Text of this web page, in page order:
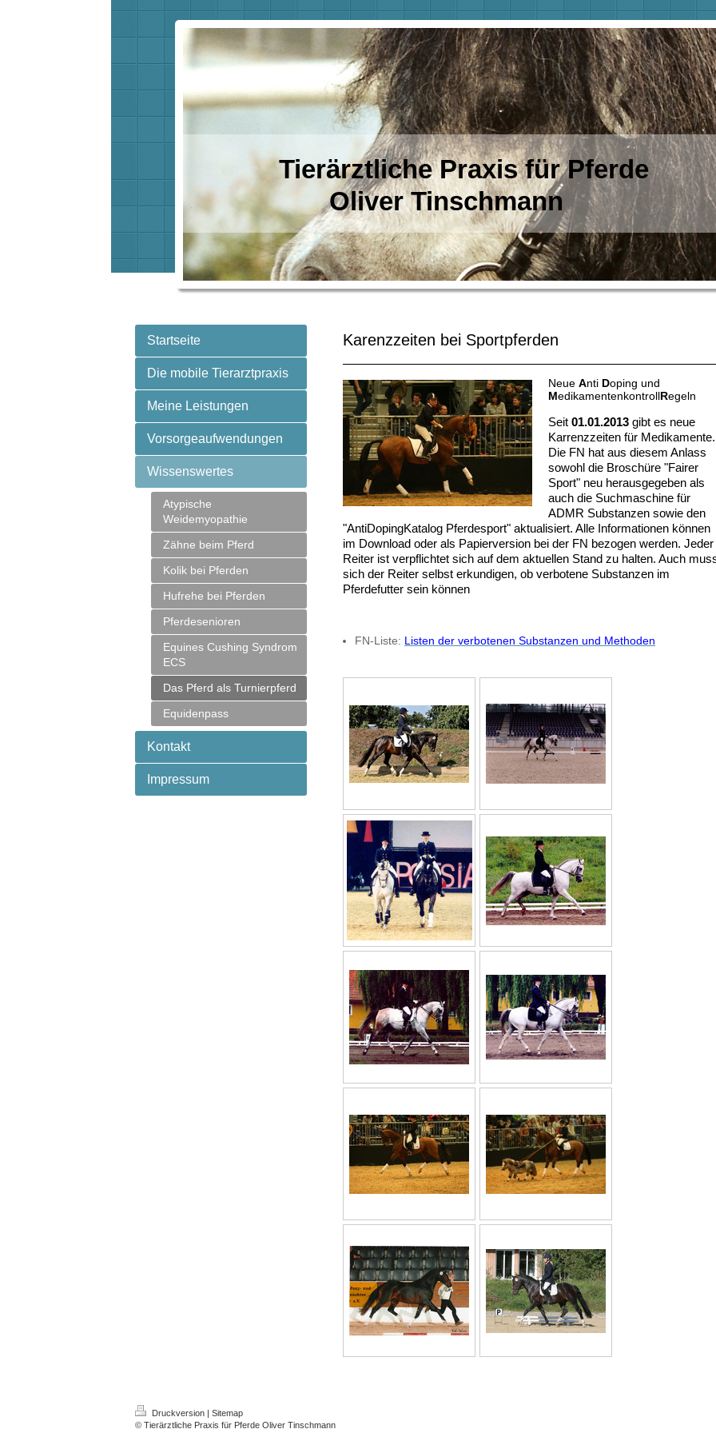
Tierärztliche Praxis für Pferde
Oliver Tinschmann
Startseite
Die mobile Tierarztpraxis
Meine Leistungen
Vorsorgeaufwendungen
Wissenswertes
Atypische
Weidemyopathie
Zähne beim Pferd
Kolik bei Pferden
Hufrehe bei Pferden
Pferdesenioren
Equines Cushing Syndrom
ECS
Das Pferd als Turnierpferd
Equidenpass
Kontakt
Impressum
Karenzzeiten bei Sportpferden
Neue Anti Doping und
MedikamentenkontrollRegeln
Seit 01.01.2013 gibt es neue
Karrenzzeiten für Medikamente.
Die FN hat aus diesem Anlass
sowohl die Broschüre "Fairer
Sport" neu herausgegeben als
auch die Suchmaschine für
ADMR Substanzen sowie den
"AntiDopingKatalog Pferdesport" aktualisiert. Alle Informationen können
im Download oder als Papierversion bei der FN bezogen werden. Jeder
Reiter ist verpflichtet sich auf dem aktuellen Stand zu halten. Auch
sich der Reiter selbst erkundigen, ob verbotene Substanzen im
Pferdefutter sein können
FN-Liste: Listen der verbotenen Substanzen und Methoden
Druckversion | Sitemap
© Tierärztliche Praxis für Pferde Oliver Tinschmann